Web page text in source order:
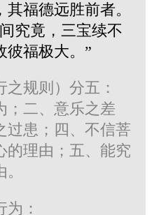
福德远胜前者。
究竟，三宝续不
彼福极大。”
规则）分五：
；二、意乐之差
过患；四、不信菩
的理由；五、能究
：